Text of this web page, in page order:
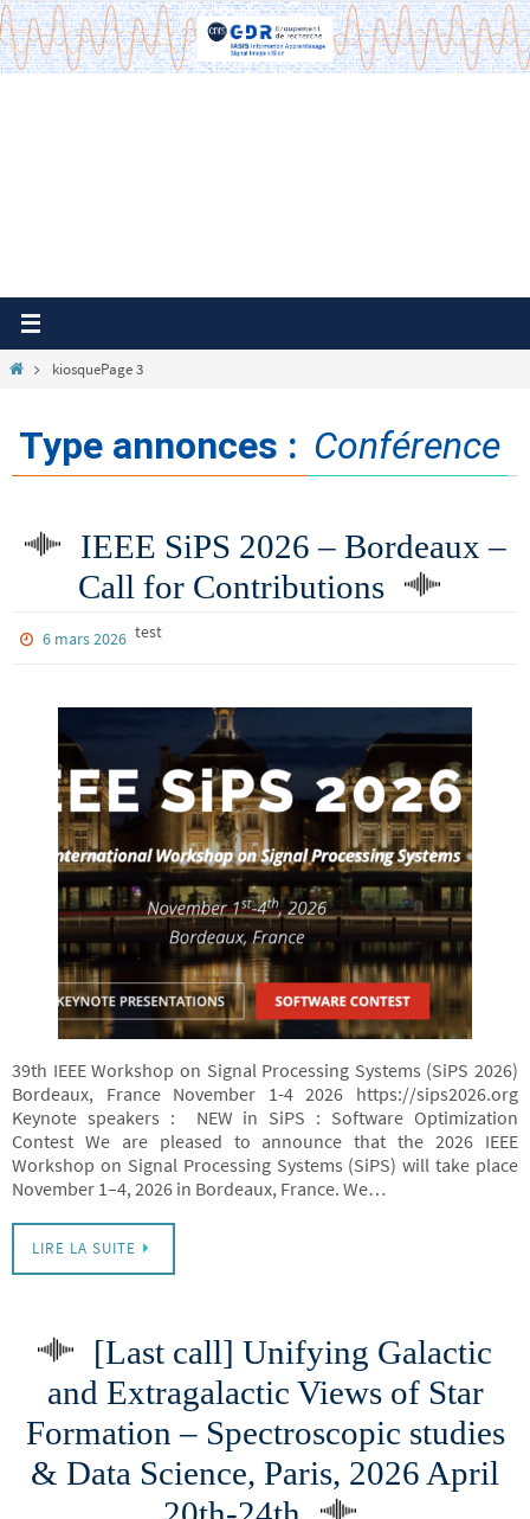
Passer
vers
le
HomekiosquePage 3
Type annonces : Conférence
IEEE SiPS 2026 – Bordeaux –
Call for Contributions
test
6 mars 2026
39th IEEE Workshop on Signal Processing Systems (SiPS 2026)
Bordeaux, France November 1-4 2026 https://sips2026.org
Keynote speakers : NEW in SiPS : Software Optimization
Contest We are pleased to announce that the 2026 IEEE
Workshop on Signal Processing Systems (SiPS) will take place
November 1–4, 2026 in Bordeaux, France. We…
LIRE LA SUITE
[Last call] Unifying Galactic
and Extragalactic Views of Star
Formation – Spectroscopic studies
& Data Science, Paris, 2026 April